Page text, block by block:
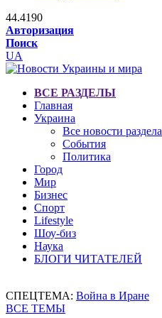
44.4190
Авторизация
Поиск
UA
ВСЕ РАЗДЕЛЫ
Главная
Украина
Все новости раздела
События
Политика
Город
Мир
Бизнес
Спорт
Lifestyle
Шоу-биз
Наука
БЛОГИ ЧИТАТЕЛЕЙ
СПЕЦТЕМА: Война в Иране
ВСЕ ТЕМЫ